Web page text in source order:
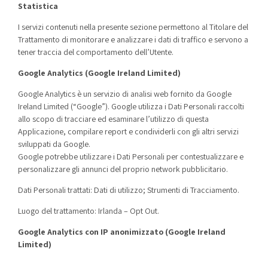
Statistica
I servizi contenuti nella presente sezione permettono al Titolare del
Trattamento di monitorare e analizzare i dati di traffico e servono a
tener traccia del comportamento dell’Utente.
Google Analytics (Google Ireland Limited)
Google Analytics è un servizio di analisi web fornito da Google
Ireland Limited (“Google”). Google utilizza i Dati Personali raccolti
allo scopo di tracciare ed esaminare l’utilizzo di questa
Applicazione, compilare report e condividerli con gli altri servizi
sviluppati da Google.
Google potrebbe utilizzare i Dati Personali per contestualizzare e
personalizzare gli annunci del proprio network pubblicitario.
Dati Personali trattati: Dati di utilizzo; Strumenti di Tracciamento.
Luogo del trattamento: Irlanda – Opt Out.
Google Analytics con IP anonimizzato (Google Ireland
Limited)